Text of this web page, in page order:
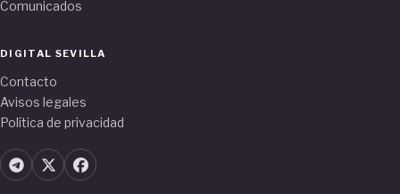
Comunicados
DIGITAL SEVILLA
Contacto
Avisos legales
Política de privacidad